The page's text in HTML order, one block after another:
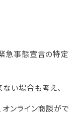
急事態宣言の特定
い場合も考え、
ンライン商談がで